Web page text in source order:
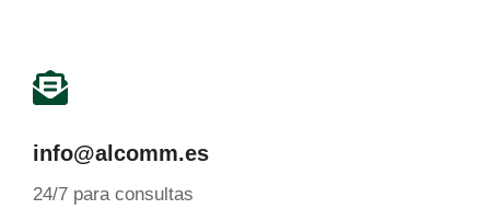
info@alcomm.es
24/7 para consultas